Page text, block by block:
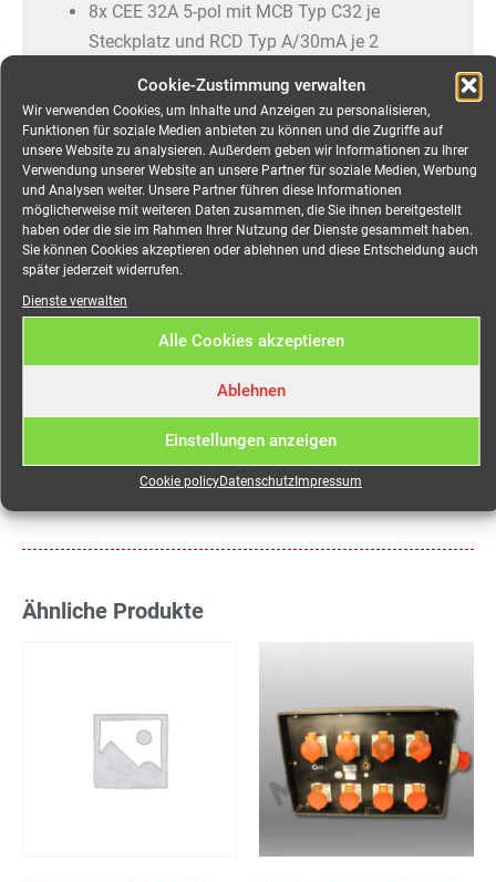
Cookie-Zustimmung verwalten
Wir verwenden Cookies, um Inhalte und Anzeigen zu personalisieren,
Funktionen für soziale Medien anbieten zu können und die Zugriffe auf
unsere Website zu analysieren. Außerdem geben wir Informationen zu Ihrer
Verwendung unserer Website an unsere Partner für soziale Medien, Werbung
und Analysen weiter. Unsere Partner führen diese Informationen
möglicherweise mit weiteren Daten zusammen, die Sie ihnen bereitgestellt
haben oder die sie im Rahmen Ihrer Nutzung der Dienste gesammelt haben.
Sie können Cookies akzeptieren oder ablehnen und diese Entscheidung auch
später jederzeit widerrufen.
Dienste verwalten
Alle Cookies akzeptieren
Ablehnen
Einstellungen anzeigen
Cookie policyDatenschutzImpressum
8x CEE 32A 5-pol mit MCB Typ C32 je
Steckplatz und RCD Typ A/30mA je 2
1x CEE 125A 5-pol parallel zu Eingang
1x PE-Dinse
Mieten Sie Ihre mobile Stromversorgung
online bei MEEVI-rent in Stuttgart.
Wir vermieten: Stromkabel + Stromverteiler +
Stromaggregate + Überfahrrampen und
Kabelbrücken + Notbeleuchtung +
Stromgeneratoren + Eventverteiler +
Verteilerschränke + Flächenleuchten +
Notausgangsleuchten + LED-Strahler +
Straßenüberführungen + Lichtmasten.DRY-
HIRE oder FULL-SERVICE
Ähnliche Produkte